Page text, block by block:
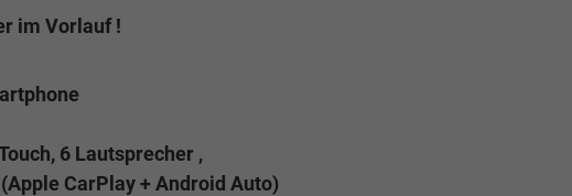
im Vorlauf !
6 Lautsprecher ,
CarPlay + Android Auto)